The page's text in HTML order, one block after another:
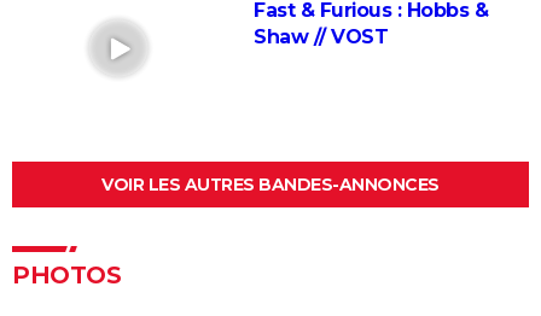
Deadpool et Wolverine : est-il vraiment
indispensable de voir la scène post-générique ?
Mission Impossible 7 : casting, avis, bande-annonce,
sortie, et on ne comprend plus grand chose au MCU
avis... Tout sur le film sur Lara Croft
Shang Chi : synopsis, casting, scènes post-générique,
Fast & Furious : Hobbs &
Shaw // VOST
VOIR LES AUTRES BANDES-ANNONCES
PHOTOS